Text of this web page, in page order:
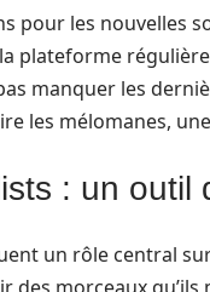
pour les nouvelles
plateforme
manquer les
les mélomanes,
: un outil
un rôle central